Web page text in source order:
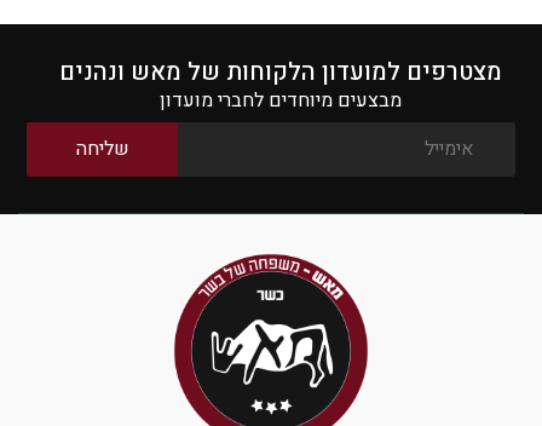
מצטרפים למועדון הלקוחות של מאש ונהנים
מבצעים מיוחדים לחברי מועדון